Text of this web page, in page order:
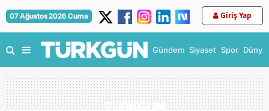
07 Ağustos 2026 Cuma Giriş Yap
Gündem Siyaset Spor Dünya